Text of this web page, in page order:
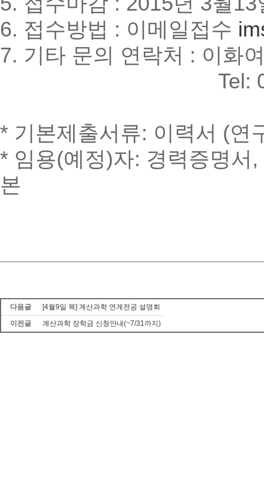
6. 접수방법 : 이메일접수
7. 기타 문의 연락처 : 이화
Tel: 02-3277-
* 기본제출서류: 이력서 (연
* 임용(예정)자: 경력증명서
본
다음글
[4월9일 목] 계산과학 연계전공 설명회
이전글
계산과학 장학금 신청안내(~7/31까지)